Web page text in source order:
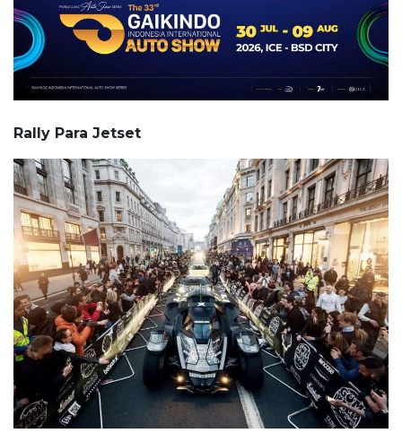
Rally Para Jetset